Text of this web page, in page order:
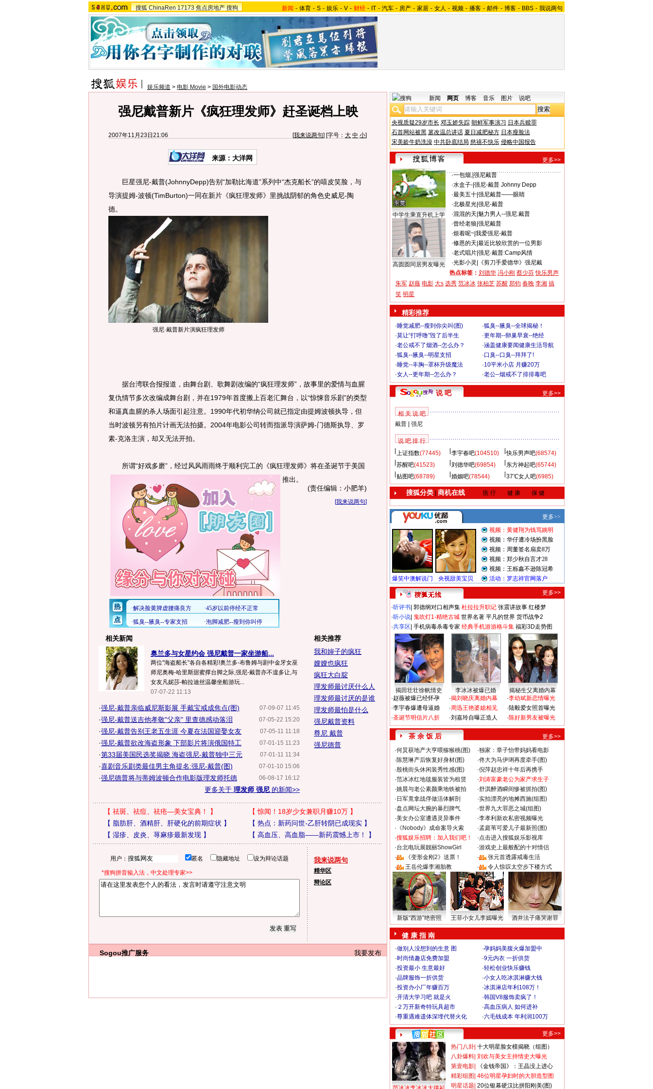
搜狐 ChinaRen 17173 焦点房地产 搜狗 新闻 - 体育 - S - 娱乐 - V - 财经 - IT - 汽车 - 房产 - 家居 - 女人 - 视频 - 播客 - 邮件 - 博客 - BBS - 我说两句
娱乐频道 > 电影 Movie > 国外电影动态
强尼戴普新片《疯狂理发师》赶圣诞档上映
2007年11月23日21:06 [我来说两句] [字号： 大 中 小]
来源：大洋网
巨星强尼-戴普(JohnnyDepp)告别“加勒比海道”系列中“杰克船长”的嘻皮笑脸，与
导演提姆-波顿(TimBurton)一同在新片《疯狂理发师》里挑战阴郁的角色史威尼-陶
德。
强尼·戴普新片演疯狂理发师
据台湾联合报报道，由舞台剧、歌舞剧改编的“疯狂理发师”，故事里的爱情与血腥
复仇情节多次改编成舞台剧，并在1979年首度搬上百老汇舞台，以“惊悚音乐剧”的类型
和逼真血腥的杀人场面引起注意。1990年代初华纳公司就已指定由提姆波顿执导，但
当时波顿另有拍片计画无法拍摄。2004年电影公司转而指派导演萨姆-门德斯执导、罗
素-克洛主演，却又无法开拍。
所谓“好戏多磨”，经过风风雨雨终于顺利完工的《疯狂理发师》将在圣诞节于美国
推出。
(责任编辑：小肥羊)
[我来说两句]
相关新闻
奥兰多与女星约会 强尼戴普一家坐游船...
两位"海盗船长"各自各精彩!奥兰多-布鲁姆与剧中金牙女巫
师尼奥梅-哈里斯甜蜜撑台脚之际,强尼-戴普亦不遑多让,与
女友凡妮莎-帕拉迪丝温馨坐船游玩...
07-07-22 11:13
07-09-07 11:45
·强尼-戴普亲临威尼斯影展 手戴宝戒成焦点(图)
07-05-22 15:20
·强尼-戴普送吉他孝敬"父亲" 里查德感动落泪
07-05-11 11:18
·强尼-戴普告别王老五生涯 今夏在法国迎娶女友
07-01-15 11:23
·强尼-戴普欲改海盗形象 下部影片将演俄国特工
07-01-11 11:34
·第33届美国民选奖揭晓 海盗强尼-戴普独中三元
07-01-10 15:06
·喜剧音乐剧类最佳男主角提名:强尼-戴普(图)
06-08-17 16:12
·强尼德普将与蒂姆波顿合作电影版理发师托德
更多关于 理发师 强尼 的新闻>>
相关推荐
我和婶子的疯狂
嫂嫂也疯狂
疯狂大白腚
理发师最讨厌什么人
理发师最讨厌的是谁
理发师最怕是什么
强尼戴普资料
尊尼 戴普
强尼德普
【 祛斑、祛痘、祛疮—美女宝典！ 】 【惊闻！18岁少女兼职月赚10万】
【 脂肪肝、酒精肝、肝硬化的前期症状 】 【 热点：新药问世-乙肝转阴已成现实】
【 湿疹、皮炎、荨麻疹最新发现】 【 高血压、高血脂——新药震憾上市！ 】
用户： 匿名 隐藏地址 设为辩论话题
*搜狗拼音输入法，中文处理专家>>
我来说两句
精华区
辩论区
我要发布
Sogou推广服务
新闻 网页 博客 音乐 图片 说吧
央视质疑29岁市长 邓玉娇失踪 朝鲜军事演习 日本兵赎罪
石首网站被黑 篡改温总讲话 夏日减肥秘方 日本瘦脸法
宋美龄牛奶洗澡 中共卧底结局 慈禧不快乐 侵略中国报告
更多>>
中学生乘直升机上学
高圆圆同居男友曝光
·一包烟,| 强尼戴普
·水盒子-| 强尼-戴普 Johnny Depp
·最美五十| 强尼戴普——眼睛
·北极星光| 强尼-戴普
·混混的天 魅力男人--强尼.戴普
·曾经老狼 强尼戴普
·烦着呢~| 我爱强尼-戴普
·修恩的天 最近比较欣赏的一位男影
·老式唱片| 强尼·戴普:Camp风情
·光影小灵
《剪刀手爱德华》强尼戴
热点标签： 刘德华 冯小刚 蔡少芬 快乐男声
朱军 赵薇 电影 大s 选秀 范冰冰 张柏芝 苏醒 郑钧 春晚 李湘 搞
笑 明星
精彩推荐
·睡觉减肥--瘦到你尖叫(图) ·狐臭--腋臭--全球揭秘！
·莫让“打呼噜”毁了后半生 ·更年期--卵巢早衰--绝经
·老公戒不了烟酒--怎么办？ ·涵盖健康要闻健康生活导航
·狐臭--腋臭--明星支招 ·口臭--口臭--拜拜了!
·睡觉--丰胸--罩杯升级魔法 ·10平米小店 月赚20万
·女人--更年期--怎么办？ ·老公--烟戒不了排排毒吧
说 吧 更多>>
相 关 说 吧
戴普| 强尼
说 吧 排 行
上证指数(77445) 李宇春吧(104510) 快乐男声吧(68574)
苏醒吧(41523) 刘德华吧(69854) 东方神起吧(65744)
贴图吧(68789) 婚姻吧(78544) 37℃女人吧(6985)
搜狐分类| 商机在线 医 疗 健 康 保 健
更多>>
·听评书 郭德纲对口相声集 杜拉拉升职记 张震讲故事 红楼梦
·听小说 鬼吹灯1-精绝古城 世界名著 平凡的世界 货币战争2
·共享区 手机病毒杀毒专家 经典手机游游格斗集 福彩3D走势图
揭田壮壮徐帆情史 李冰冰被爆已婚
揭秘生父离婚内幕
·赵薇被爆已经怀孕
·李宇春爆遭母逼婚
·圣诞节明信片八折
·揭刘晓庆离婚内幕
·周迅王艳婆媳相见
·刘嘉玲自曝正造人
·李幼斌新恋情曝光
·陆毅爱女照首曝光
·陈好新男友被曝光
茶 余 饭 后
更多>>
·何炅获地产大亨喂猕猴桃(图) ·独家：章子怡带妈妈看电影
·陈慧琳产后恢复好身材(图) ·佟大为马伊琍再度牵手(图)
·殷桃街头休闲装秀性感(图) ·倪萍赵忠祥十年后再携手
·范冰冰红地毯服装皆为租赁 ·刘涛富豪老公为家产求生子
·姚晨与老公素颜乘地铁被拍 ·舒淇醉酒瞬间惨被抓拍(图)
· 日军竟拿战俘做活体解剖 ·实拍漂亮的地摊西施(组图)
·盘点网坛大腕的暴烈脾气 ·世界九大罪恶之城(组图)
·美女办公室遭遇灵异事件 ·李孝利新欢私密视频曝光
· 《Nobody》成命案导火索 ·孟庭苇可爱儿子最新照(图)
·搜狐娱乐招聘：加入我们吧！ ·点击进入搜狐娱乐影视库
·台北电玩展靓丽ShowGirl ·游戏史上最般配的十对情侣
·
《变形金刚2》送票！ ·
张元首透露戒毒生活
·
王岳伦爆李湘胎教 · 令人惊叹太空步下楼方式
新版“西游”绝密照 王菲小女儿李嫣曝光 酒井法子痛哭谢罪
健 康 指 南
·做别人没想到的生意 图 ·孕妈妈美腹火爆加盟中
·时尚情趣店免费加盟 ·9元内衣 一折供货
·投资最小 生意最好 ·轻松创业快乐赚钱
·品牌服饰一折供货 ·小女人吃冰淇淋赚大钱
·投资办小厂年赚百万 ·冰淇淋店年利108万！
·开清大学习吧 就是火 ·韩国V8服饰卖疯了！
· ２万开新奇特玩具超市 ·高血压病人 如何进补
·尊重遇难遗体深埋代替火化 ·六毛钱成本 年利润100万
更多>>
热门八卦 十大明星脸女模揭晓（组图）
八卦爆料 刘欢与美女主持情史大曝光
第壹电影
《金钱帝国》：王晶没上进心
精彩组图 46位明星孕妇时的大胆造型图
明星话题 20位银幕硬汉比拼阳刚美(图)